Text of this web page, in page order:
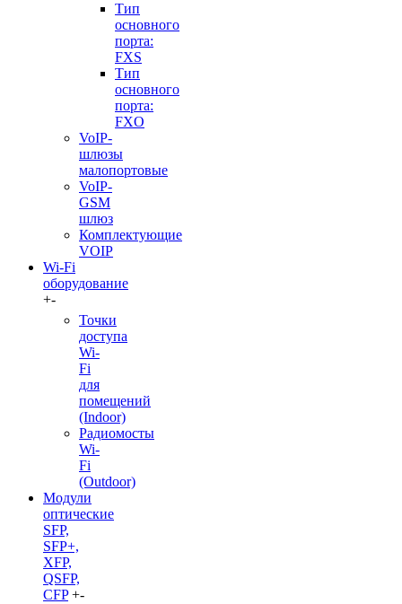
Тип
основного
порта:
FXS
Тип
основного
порта:
FXO
VoIP-
шлюзы
малопортовые
VoIP-
GSM
шлюз
Комплектующие
VOIP
Wi-Fi
оборудование
+-
Точки
доступа
Wi-
Fi
для
помещений
(Indoor)
Радиомосты
Wi-
Fi
(Outdoor)
Модули
оптические
SFP,
SFP+,
XFP,
QSFP,
CFP +-